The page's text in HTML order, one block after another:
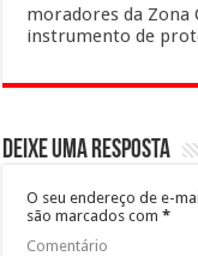
moradores da Zona
instrumento de
Deixe uma resposta
O seu endereço de e-
são marcados com*
Comentário